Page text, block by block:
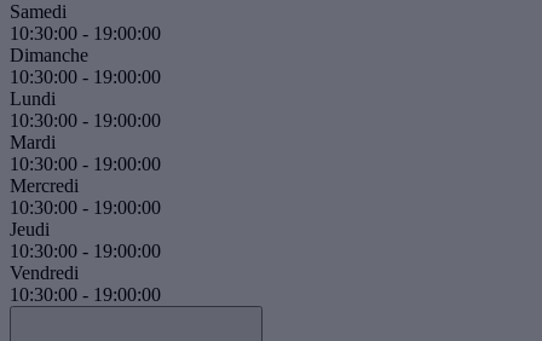
Samedi
10:30:00 - 19:00:00
Dimanche
10:30:00 - 19:00:00
Lundi
10:30:00 - 19:00:00
Mardi
10:30:00 - 19:00:00
Mercredi
10:30:00 - 19:00:00
Jeudi
10:30:00 - 19:00:00
Vendredi
10:30:00 - 19:00:00